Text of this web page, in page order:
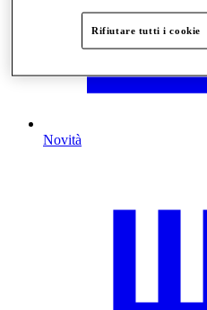
Novità
Rifiutare tutti i cookie